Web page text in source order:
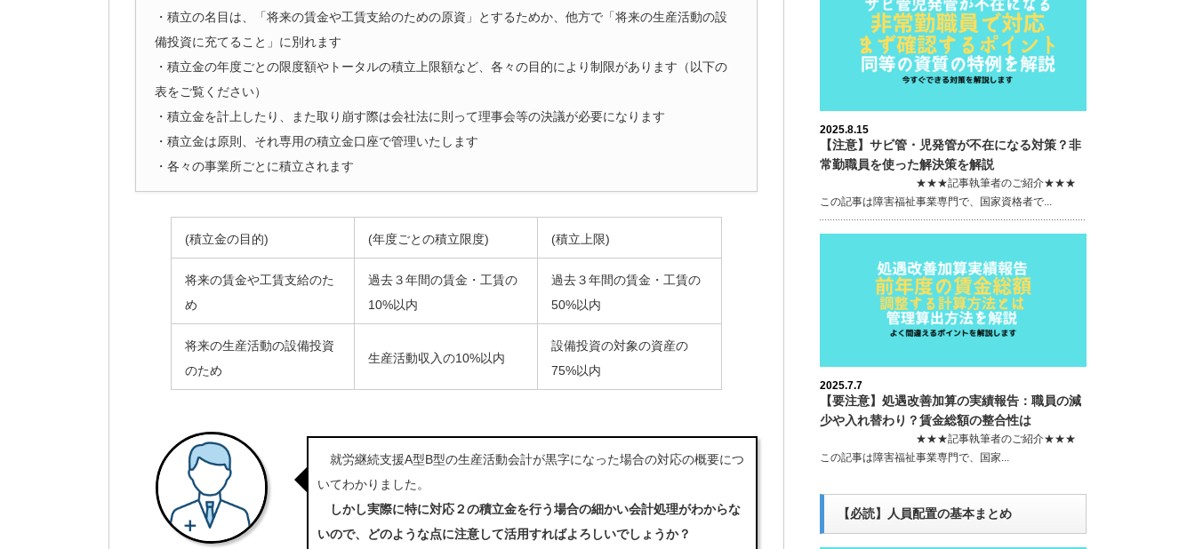
・積立の名目は、「将来の賃金や工賃支給のための原資」とするためか、他方で「将来の生産活動の設
備投資に充てること」に別れます
・積立金の年度ごとの限度額やトータルの積立上限額など、各々の目的により制限があります（以下の
表をご覧ください）
・積立金を計上したり、また取り崩す際は会社法に則って理事会等の決議が必要になります
・積立金は原則、それ専用の積立金口座で管理いたします
・各々の事業所ごとに積立されます
(積立金の目的) (年度ごとの積立限度) (積立上限)
将来の賃金や工賃支給のた
め
過去３年間の賃金・工賃の
10%以内
過去３年間の賃金・工賃の
50%以内
将来の生産活動の設備投資
のため
生産活動収入の10%以内
設備投資の対象の資産の
75%以内
就労継続支援A型B型の生産活動会計が黒字になった場合の対応の概要につ
いてわかりました。
しかし実際に特に対応２の積立金を行う場合の細かい会計処理がわからな
いので、どのような点に注意して活用すればよろしいでしょうか？
2025.8.15
【注意】サビ管・児発管が不在になる対策？非
常勤職員を使った解決策を解説
★★★記事執筆者のご紹介★★★
この記事は障害福祉事業専門で、国家資格者で...
2025.7.7
【要注意】処遇改善加算の実績報告：職員の減
少や入れ替わり？賃金総額の整合性は
★★★記事執筆者のご紹介★★★
この記事は障害福祉事業専門で、国家...
【必読】人員配置の基本まとめ